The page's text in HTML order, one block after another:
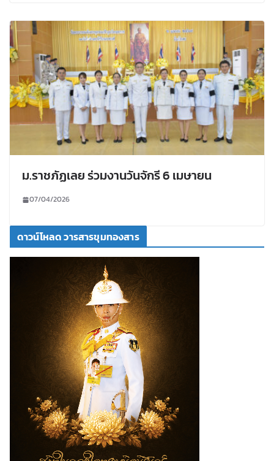
ม.ราชภัฏเลย ร่วมงานวันจักรี 6 เมษายน
07/04/2026
ดาวน์โหลด วารสารขุมทองสาร